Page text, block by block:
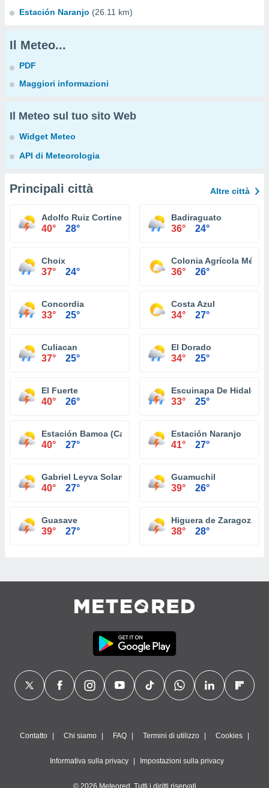
Estación Naranjo (26.11 km)
Il Meteo...
PDF
Maggiori informazioni
Il Meteo sul tuo sito Web
Widget Meteo
API di Meteorologia
Principali città Altre città
Adolfo Ruiz Cortines
40° 28°
Badiraguato
36° 24°
Choix
37° 24°
Colonia Agrícola
36° 26°
Concordia
33° 25°
Costa Azul
34° 27°
Culiacan
37° 25°
El Dorado
34° 25°
El Fuerte
40° 26°
Escuinapa De Hidalgo
33° 25°
Estación Bamoa (Campo Wilson)
40° 27°
Estación Naranjo
41° 27°
Gabriel Leyva Solano
40° 27°
Guamuchil
39° 26°
Guasave
39° 27°
Higuera de Zaragoza
38° 28°
Contatto Chi siamo FAQ Termini di utilizzo Cookies
Informativa sulla privacy Impostazioni sulla privacy
© 2026 Meteored. Tutti i diritti riservati